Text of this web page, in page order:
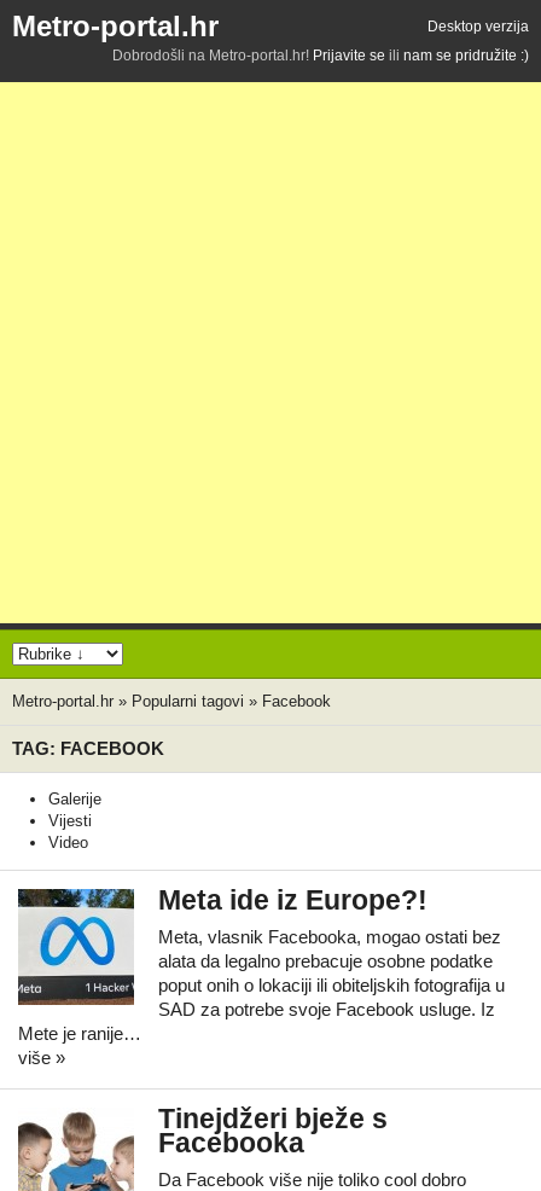
Metro-portal.hr
Desktop verzija
Dobrodošli na Metro-portal.hr! Prijavite se ili nam se pridružite :)
Metro-portal.hr » Popularni tagovi » Facebook
TAG: FACEBOOK
Galerije
Vijesti
Video
Meta ide iz Europe?!
Meta, vlasnik Facebooka, mogao ostati bez
alata da legalno prebacuje osobne podatke
poput onih o lokaciji ili obiteljskih fotografija u
SAD za potrebe svoje Facebook usluge. Iz
Mete je ranije…
više »
Tinejdžeri bježe s
Facebooka
Da Facebook više nije toliko cool dobro